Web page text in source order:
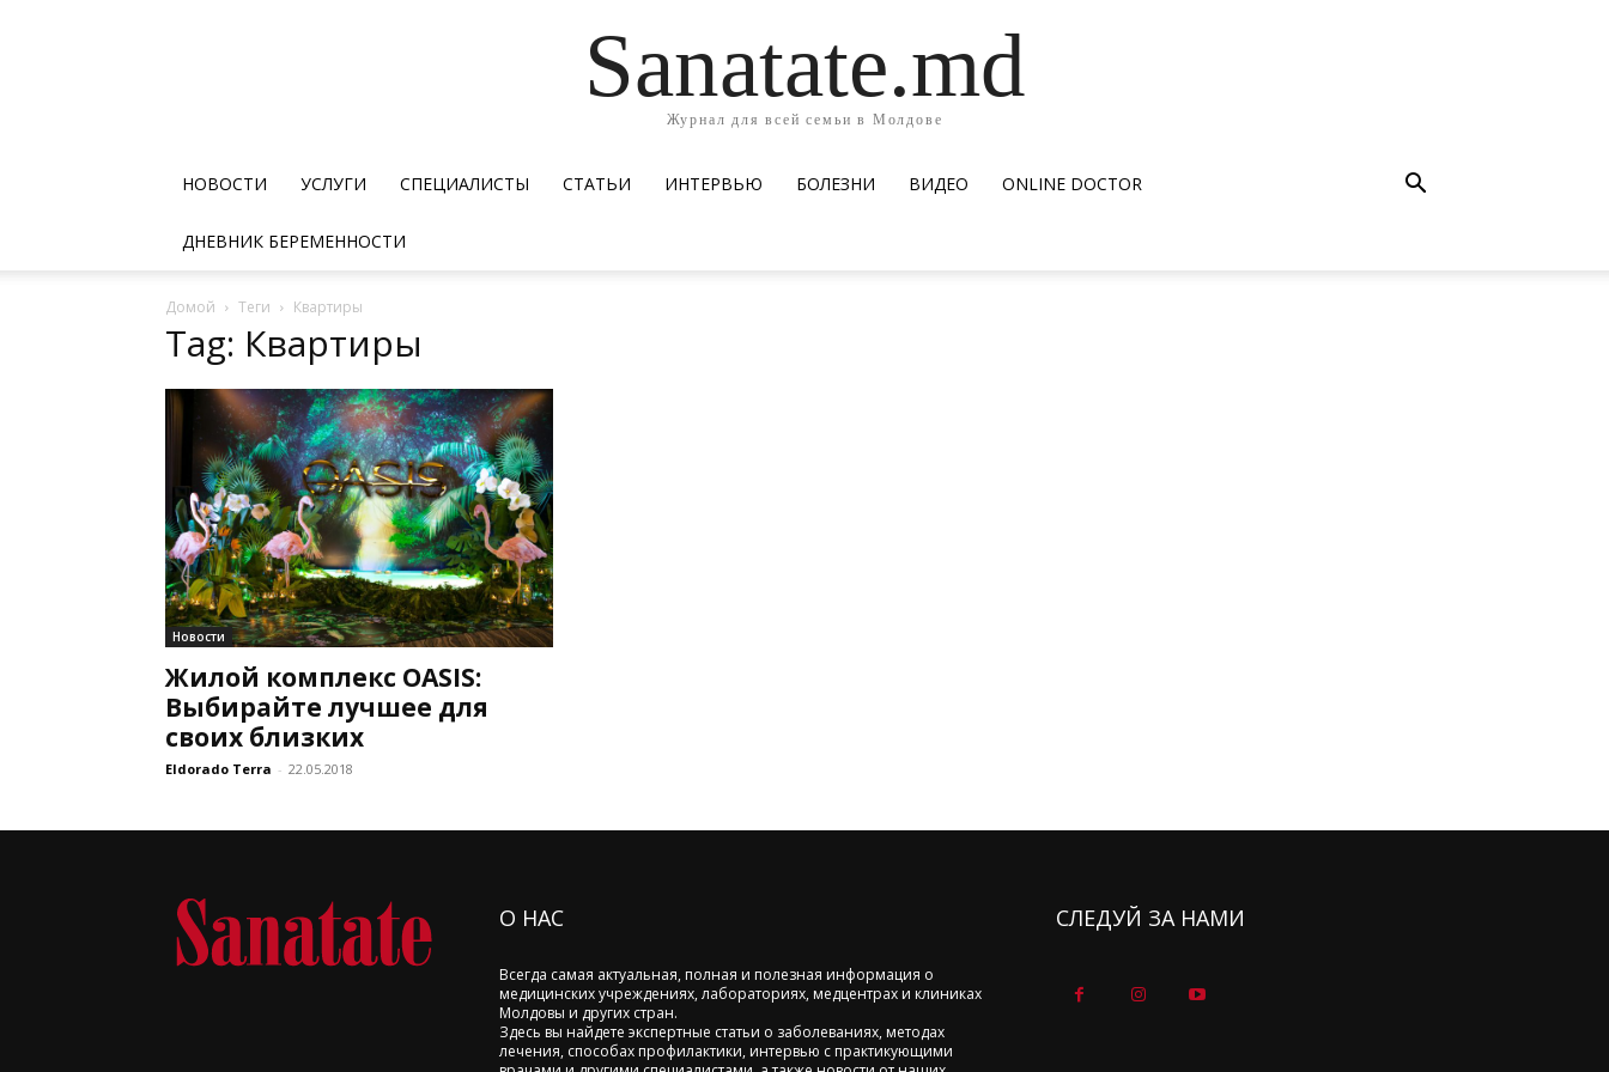
Sanatate.md
Журнал для всей семьи в Молдове
НОВОСТИ УСЛУГИ СПЕЦИАЛИСТЫ СТАТЬИ ИНТЕРВЬЮ БОЛЕЗНИ ВИДЕО ОNLINE DOCTOR
ДНЕВНИК БЕРЕМЕННОСТИ
Домой Теги Квартиры
Tag: Квартиры
Новости
Жилой комплекс OASIS:
Выбирайте лучшее для
своих близких
Eldorado Terra - 22.05.2018
О НАС
Всегда самая актуальная, полная и полезная информация о
медицинских учреждениях, лабораториях, медцентрах и клиниках
Молдовы и других стран.
Здесь вы найдете экспертные статьи о заболеваниях, методах
лечения, способах профилактики, интервью с практикующими
СЛЕДУЙ ЗА НАМИ